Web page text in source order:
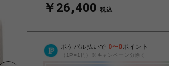
￥26,400 税込
ポケパル払いで 0〜0ポイント
（1P=1円）※キャンペーン分除く